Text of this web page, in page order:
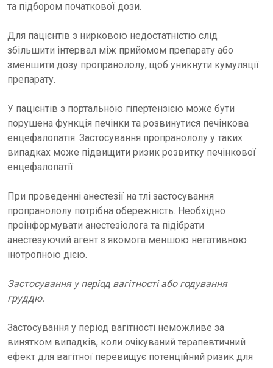
та підбором початкової дози.
Для пацієнтів з нирковою недостатністю слід
збільшити інтервал між прийомом препарату або
зменшити дозу пропранололу, щоб уникнути кумуляції
препарату.
У пацієнтів з портальною гіпертензією може бути
порушена функція печінки та розвинутися печінкова
енцефалопатія. Застосування пропранололу у таких
випадках може підвищити ризик розвитку печінкової
енцефалопатії.
При проведенні анестезії на тлі застосування
пропранололу потрібна обережність. Необхідно
проінформувати анестезіолога та підібрати
анестезуючий агент з якомога меншою негативною
інотропною дією.
Застосування у період вагітності або годування
груддю.
Застосування у період вагітності неможливе за
винятком випадків, коли очікуваний терапевтичний
ефект для вагітної перевищує потенційний ризик для